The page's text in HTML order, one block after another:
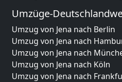
Umzüge-
Umzug von Jena nach Berlin
Umzug von Jena nach
Umzug von Jena nach
Umzug von Jena nach Köln
Umzug von Jena nach